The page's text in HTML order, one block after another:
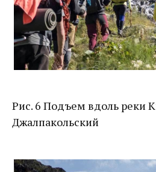
Рис. 6 Подъем вдоль реки
Джалпакольский